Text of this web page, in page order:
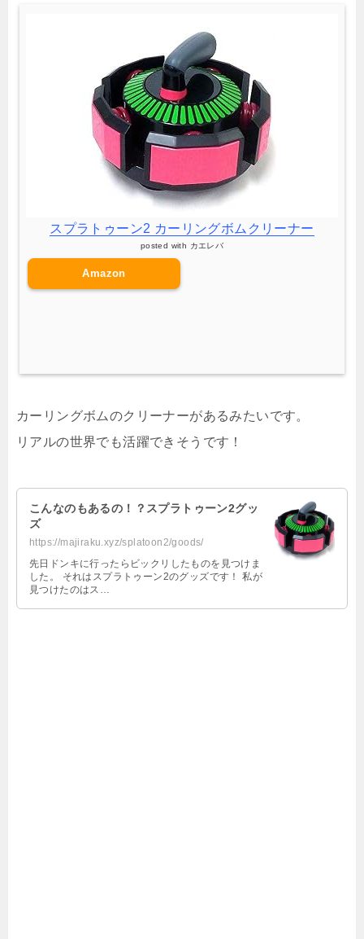
スプラトゥーン2 カーリングボムクリーナー
posted with カエレバ
Amazon
カーリングボムのクリーナーがあるみたいです。
リアルの世界でも活躍できそうです！
こんなのもあるの！？スプラトゥーン2グッ
ズ
https://majiraku.xyz/splatoon2/goods/
先日ドンキに行ったらビックリしたものを見つけま
した。 それはスプラトゥーン2のグッズです！ 私が
見つけたのはス…